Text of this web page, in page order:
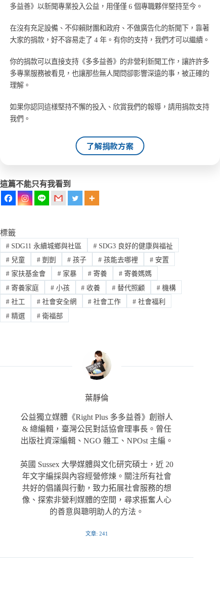
多益善》以新聞專業投入公益，用僅僅 6 個專職夥伴堅持至今。
在沒有充足設備、不仰賴財團和政府、不做廣告化的新聞下，靠著
大家的捐款，好不容易走了 4 年。有你的支持，我們才可以繼續。
你的捐款可以直接支持《多多益善》的非營利新聞工作，讓許許多
多專業服務被看見，也讓那些無人聞問卻影響深遠的事，被正確的
理解。
如果你認同這樣堅持不懈的投入、欣賞我們的報導，請用捐款支持
我們。
了解捐款方案
這篇不能只有我看到
標籤
#SDG11 永續城鄉與社區 #SDG3 良好的健康與福祉
#兒童 #剴剴 # 孩子 # 孩能去哪裡 # 安置
#家扶基金會 #家暴 # 寄養 # 寄養媽媽
#寄養家庭 #小孩 # 收養 # 替代照顧 # 機構
#社工 #社會安全網 # 社會工作 # 社會福利
#精選 #衛福部
葉靜倫
公益獨立媒體《Right Plus 多多益善》創辦人
& 總編輯，臺灣公民對話協會理事長。曾任
出版社資深編輯、NGO 雜工、NPOst 主編。
英國 Sussex 大學媒體與文化研究碩士，近 20
年文字編採與內容經營修煉。關注所有社會
共好的倡議與行動，致力拓展社會服務的想
像、探索非營利媒體的空間，尋求振奮人心
的善意與聰明助人的方法。
文章: 241